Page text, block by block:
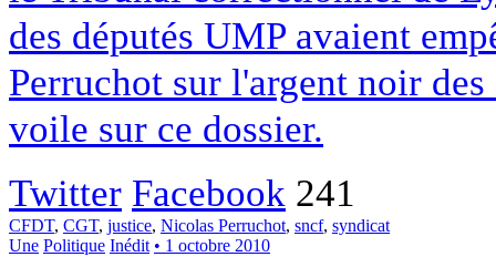
des députés UMP avaient
Perruchot sur l'argent noir
voile sur ce dossier.
Twitter Facebook 241
CFDT, CGT, justice, Nicolas Perruchot, sncf, syndicat
Une Politique Inédit • 1 octobre 2010